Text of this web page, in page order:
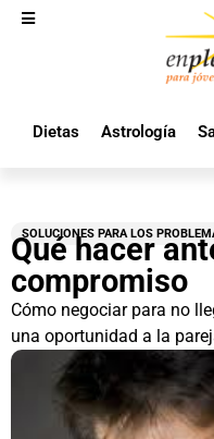
Dietas Astrología
SOLUCIONES PARA LOS
Qué hacer
compromiso
Cómo negociar para no
una oportunidad a la